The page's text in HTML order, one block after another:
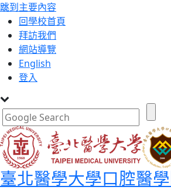
跳到主要內容
:::
回學校首頁
拜訪我們
網站導覽
English
登入
臺北醫學大學口腔醫